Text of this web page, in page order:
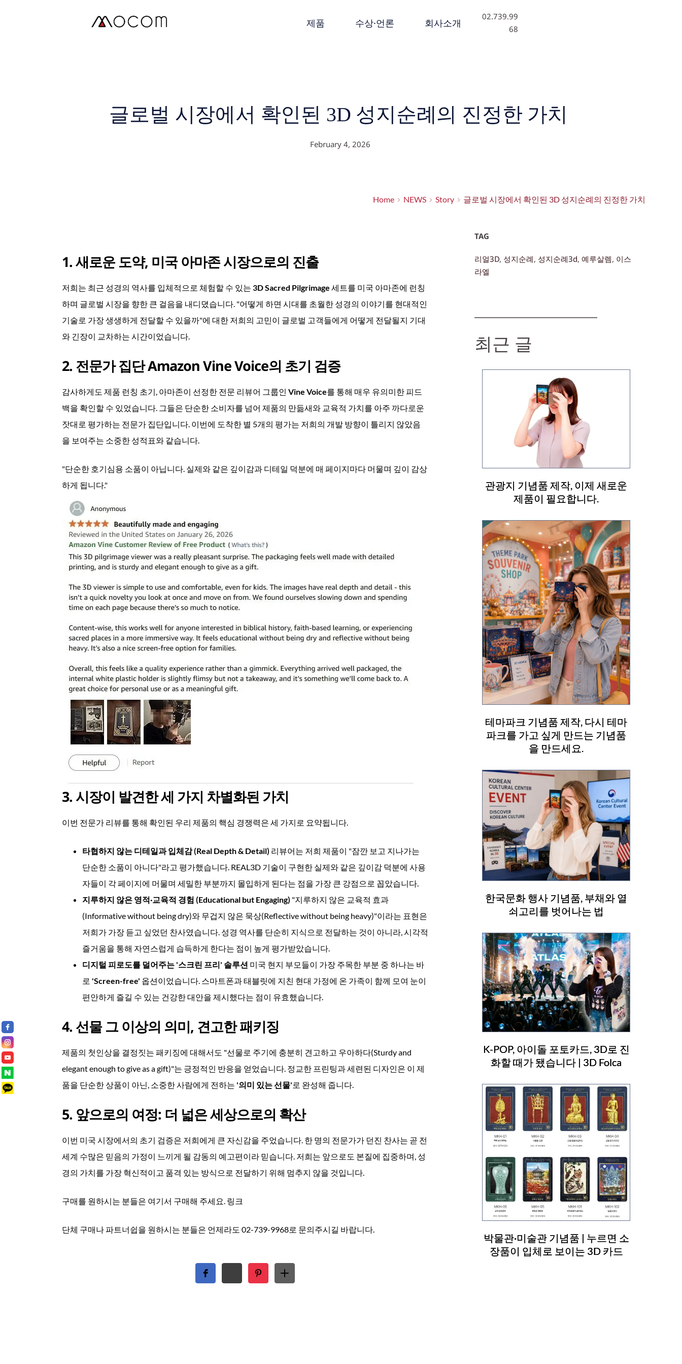
제품 수상·언론 회사소개
02.739.99
68
글로벌 시장에서 확인된 3D 성지순례의 진정한 가치
February 4, 2026
Home NEWS Story 글로벌 시장에서 확인된 3D 성지순례의 진정한 가치
1. 새로운 도약, 미국 아마존 시장으로의 진출
저희는 최근 성경의 역사를 입체적으로 체험할 수 있는 3D Sacred Pilgrimage 세트를 미국 아마존에 런칭
하며 글로벌 시장을 향한 큰 걸음을 내디뎠습니다. "어떻게 하면 시대를 초월한 성경의 이야기를 현대적인
기술로 가장 생생하게 전달할 수 있을까"에 대한 저희의 고민이 글로벌 고객들에게 어떻게 전달될지 기대
와 긴장이 교차하는 시간이었습니다.
2. 전문가 집단 Amazon Vine Voice의 초기 검증
감사하게도 제품 런칭 초기, 아마존이 선정한 전문 리뷰어 그룹인 Vine Voice를 통해 매우 유의미한 피드
백을 확인할 수 있었습니다. 그들은 단순한 소비자를 넘어 제품의 만듦새와 교육적 가치를 아주 까다로운
잣대로 평가하는 전문가 집단입니다. 이번에 도착한 별 5개의 평가는 저희의 개발 방향이 틀리지 않았음
을 보여주는 소중한 성적표와 같습니다.
"단순한 호기심용 소품이 아닙니다. 실제와 같은 깊이감과 디테일 덕분에 매 페이지마다 머물며 깊이 감상
하게 됩니다."
3. 시장이 발견한 세 가지 차별화된 가치
이번 전문가 리뷰를 통해 확인된 우리 제품의 핵심 경쟁력은 세 가지로 요약됩니다.
타협하지 않는 디테일과 입체감 (Real Depth & Detail) 리뷰어는 저희 제품이 "잠깐 보고 지나가는
단순한 소품이 아니다"라고 평가했습니다. REAL3D 기술이 구현한 실제와 같은 깊이감 덕분에 사용
자들이 각 페이지에 머물며 세밀한 부분까지 몰입하게 된다는 점을 가장 큰 강점으로 꼽았습니다.
지루하지 않은 영적·교육적 경험 (Educational but Engaging) "지루하지 않은 교육적 효과
(Informative without being dry)와 무겁지 않은 묵상(Reflective without being heavy)"이라는 표현은
저희가 가장 듣고 싶었던 찬사였습니다. 성경 역사를 단순히 지식으로 전달하는 것이 아니라, 시각적
즐거움을 통해 자연스럽게 습득하게 한다는 점이 높게 평가받았습니다.
디지털 피로도를 덜어주는 '스크린 프리' 솔루션 미국 현지 부모들이 가장 주목한 부분 중 하나는 바
로 'Screen-free' 옵션이었습니다. 스마트폰과 태블릿에 지친 현대 가정에 온 가족이 함께 모여 눈이
편안하게 즐길 수 있는 건강한 대안을 제시했다는 점이 유효했습니다.
4. 선물 그 이상의 의미, 견고한 패키징
제품의 첫인상을 결정짓는 패키징에 대해서도 "선물로 주기에 충분히 견고하고 우아하다(Sturdy and
elegant enough to give as a gift)"는 긍정적인 반응을 얻었습니다. 정교한 프린팅과 세련된 디자인은 이 제
품을 단순한 상품이 아닌, 소중한 사람에게 전하는 '의미 있는 선물'로 완성해 줍니다.
5. 앞으로의 여정: 더 넓은 세상으로의 확산
이번 미국 시장에서의 초기 검증은 저희에게 큰 자신감을 주었습니다. 한 명의 전문가가 던진 찬사는 곧 전
세계 수많은 믿음의 가정이 느끼게 될 감동의 예고편이라 믿습니다. 저희는 앞으로도 본질에 집중하며, 성
경의 가치를 가장 혁신적이고 품격 있는 방식으로 전달하기 위해 멈추지 않을 것입니다.
구매를 원하시는 분들은 여기서 구매해 주세요. 링크
단체 구매나 파트너쉽을 원하시는 분들은 언제라도 02-739-9968로 문의주시길 바랍니다.
TAG
리얼3D, 성지순례, 성지순례3d, 예루살렘, 이스
라엘
최근 글
관광지 기념품 제작, 이제 새로운
제품이 필요합니다.
테마파크 기념품 제작, 다시 테마
파크를 가고 싶게 만드는 기념품
을 만드세요.
한국문화 행사 기념품, 부채와 열
쇠고리를 벗어나는 법
K-POP, 아이돌 포토카드, 3D로 진
화할 때가 됐습니다 | 3D Folca
박물관·미술관 기념품 | 누르면 소
장품이 입체로 보이는 3D 카드